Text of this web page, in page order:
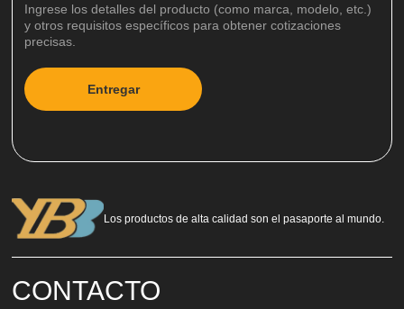
Los productos de alta calidad son el pasaporte al mundo.
CONTACTO
Ingrese los detalles del producto (como marca, modelo, etc.)
y otros requisitos específicos para obtener cotizaciones
precisas.
Entregar
e
n
a
e
: